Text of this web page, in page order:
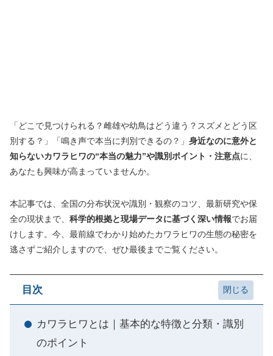
「どこで見つけられる？雌雄や幼鳥はどう違う？スズメとどう区
別する？」「鳴き声で本当に判別できるの？」 身近なのに意外と
知らないカワラヒワの“本当の魅力”や識別ポイント・注意点に、
あなたも興味が高まっていませんか。
本記事では、全国の分布状況や識別・観察のコツ、最新研究や保
全の現状まで、 科学的根拠と現場データに基づく深い情報でお届
けします。今、最前線でわかり始めたカワラヒワの生態の秘密を
逃さずご紹介しますので、ぜひ最後までご覧ください。
目次
カワラヒワとは｜基本的な特徴と分類・識別
のポイント